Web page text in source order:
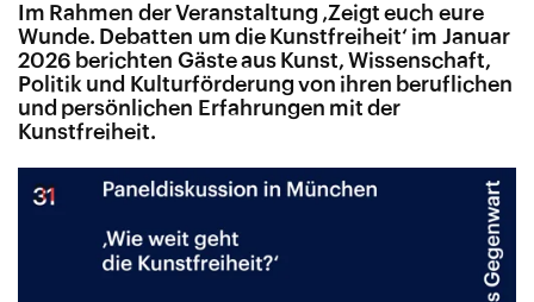
Im Rahmen der Veranstaltung ‚Zeigt euch eure
Wunde. Debatten um die Kunstfreiheit‘ im Januar
2026 berichten Gäste aus Kunst, Wissenschaft,
Politik und Kulturförderung von ihren beruflichen
und persönlichen Erfahrungen mit der
Kunstfreiheit.